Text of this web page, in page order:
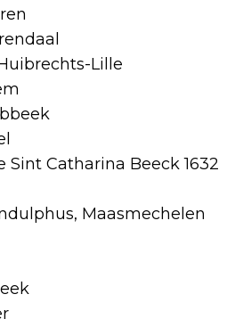
Lille
Catharina Beeck 1632
Maasmechelen